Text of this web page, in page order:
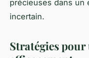
précieuses dans un
incertain.
Stratégies